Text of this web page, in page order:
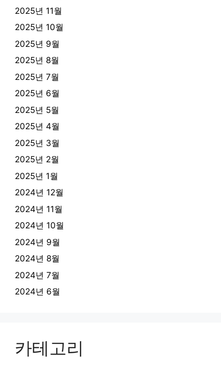
2025년 11월
2025년 10월
2025년 9월
2025년 8월
2025년 7월
2025년 6월
2025년 5월
2025년 4월
2025년 3월
2025년 2월
2025년 1월
2024년 12월
2024년 11월
2024년 10월
2024년 9월
2024년 8월
2024년 7월
2024년 6월
카테고리